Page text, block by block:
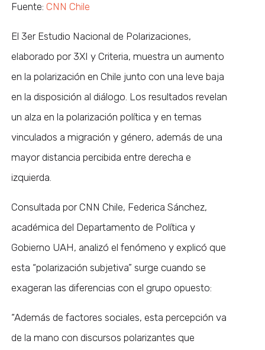
Fuente: CNN Chile
El 3er Estudio Nacional de Polarizaciones,
elaborado por 3XI y Criteria, muestra un aumento
en la polarización en Chile junto con una leve baja
en la disposición al diálogo. Los resultados revelan
un alza en la polarización política y en temas
vinculados a migración y género, además de una
mayor distancia percibida entre derecha e
izquierda.
Consultada por CNN Chile, Federica Sánchez,
académica del Departamento de Política y
Gobierno UAH, analizó el fenómeno y explicó que
esta “polarización subjetiva” surge cuando se
exageran las diferencias con el grupo opuesto:
“Además de factores sociales, esta percepción va
de la mano con discursos polarizantes que